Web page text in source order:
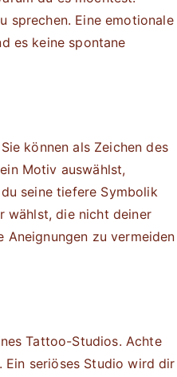
sprechen. Eine emotionale
es keine spontane
können als Zeichen des
Motiv auswählst,
seine tiefere Symbolik
wählst, die nicht deiner
Aneignungen zu vermeiden
Tattoo-Studios. Achte
seriöses Studio wird dir